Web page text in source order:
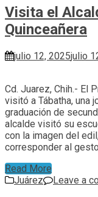
Visita el
Quinceañera
julio 12, 2025julio
Cd. Juarez, Chih.- El
visitó a Tábatha, una
graduación de
alcalde visitó su
con la imagen del
corresponder al
Read More
Juárez
Leave a